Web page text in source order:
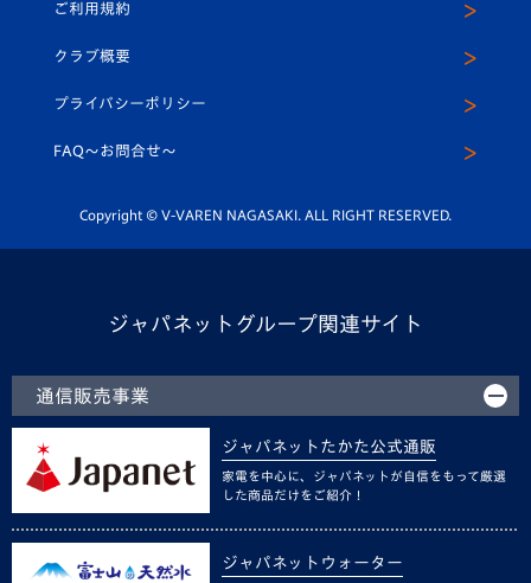
平和祈念活動
ホームタウン活動
スクール
ヴィヴィくんインスタグラム
公式LINE＠
ご利用規約
クラブ概要
プライバシーポリシー
FAQ〜お問合せ〜
Copyright © V-VAREN NAGASAKI. ALL RIGHT RESERVED.
ジャパネットグループ関連サイト
通信販売事業
ジャパネットたかた公式通販
家電を中心に、ジャパネットが自信をもって厳選
した商品だけをご紹介！
ジャパネットウォーター